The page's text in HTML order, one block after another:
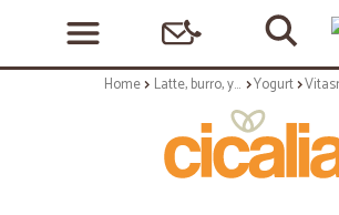
Home Latte, burro, yogurt Yogurt